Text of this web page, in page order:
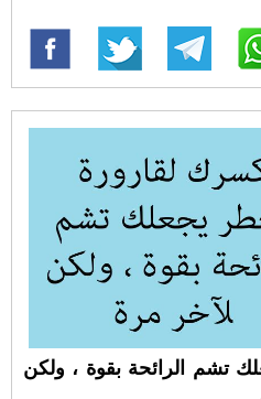
تشم الرائحة بقوة ، ولكن